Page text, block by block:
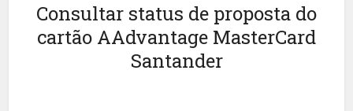
Consultar status de proposta do
cartão AAdvantage MasterCard
Santander